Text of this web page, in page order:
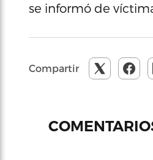
se informó de
Compartir